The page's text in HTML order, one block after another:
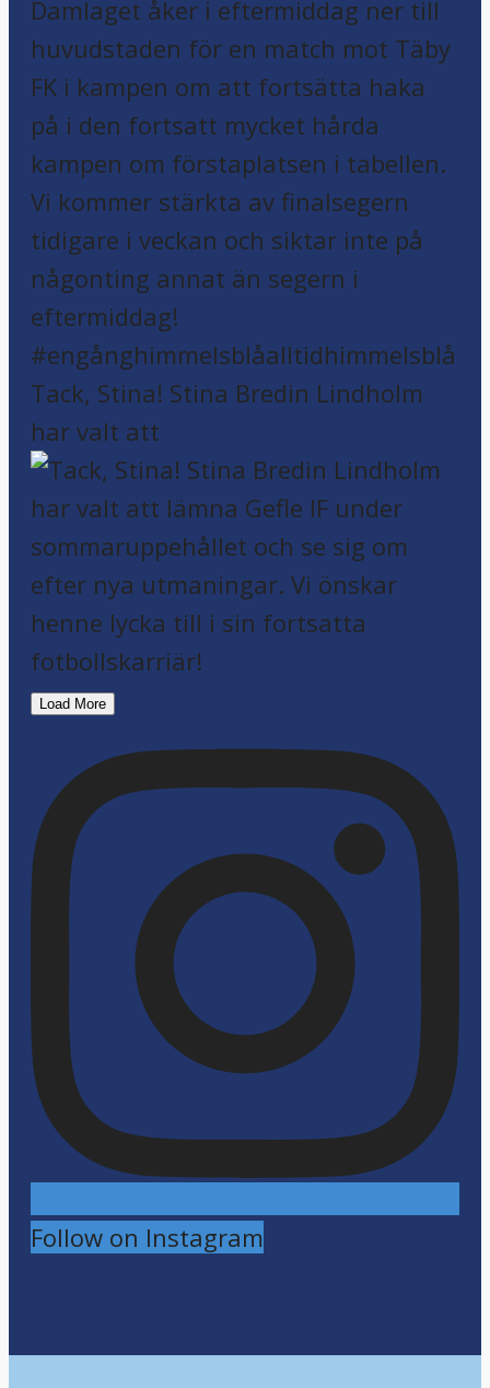
Tack, Stina! Stina Bredin Lindholm
har valt att
Load More
Follow on Instagram